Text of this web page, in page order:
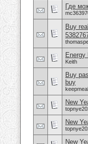
Где
Buy
Energy
Keith
Buy
buy
New
New
New